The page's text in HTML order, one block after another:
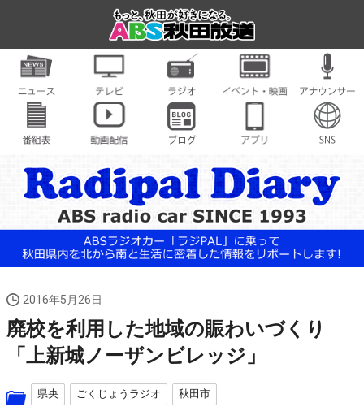
2016年5月26日
廃校を利用した地域の賑わいづくり
「上新城ノーザンビレッジ」
県央 ごくじょうラジオ 秋田市